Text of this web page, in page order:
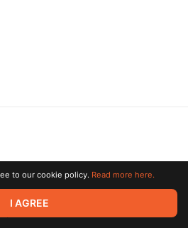
All rights reserved. All trademarks
owners.
to our cookie policy. Read more here.
I AGREE